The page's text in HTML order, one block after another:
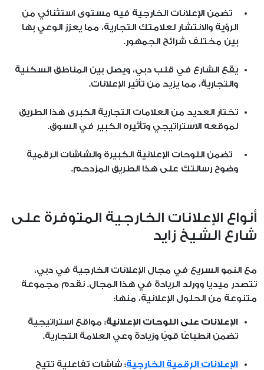
تضمن الإعلانات الخارجية فيه مستوى استثنائي من
الرؤية والانتشار لعلامتك التجارية، مما يعزز الوعي بها
بين مختلف شرائح الجمهور.
يقع الشارع في قلب دبي، ويصل بين المناطق السكنية
والتجارية، مما يزيد من تأثير الإعلانات.
تختار العديد من العلامات التجارية الكبرى هذا الطريق
لموقعه الاستراتيجي وتأثيره الكبير في السوق.
تضمن اللوحات الإعلانية الكبيرة والشاشات الرقمية
وضوح رسالتك على هذا الطريق المزدحم.
أنواع الإعلانات الخارجية المتوفرة على
شارع الشيخ زايد
مع النمو السريع في مجال الإعلانات الخارجية في دبي،
تتصدر ميديا وورلد الريادة في هذا المجال. نقدم مجموعة
متنوعة من الحلول الإعلانية، منها:
الإعلانات على اللوحات الإعلانية: مواقع استراتيجية
تضمن انطباعًا قويًا وزيادة وعي العلامة التجارية.
الإعلانات الرقمية الخارجية: شاشات تفاعلية تتيح